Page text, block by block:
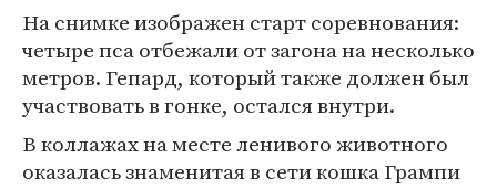
На снимке изображен старт соревнования:
четыре пса отбежали от загона на несколько
метров. Гепард, который также должен был
участвовать в гонке, остался внутри.
В коллажах на месте ленивого животного
оказалась знаменитая в сети кошка Грампи